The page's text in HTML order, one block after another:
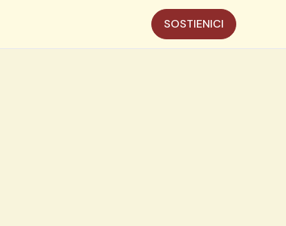
SOSTIENICI